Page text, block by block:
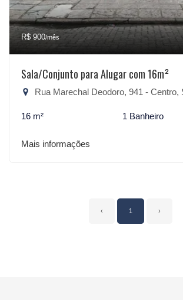
R$ 900/mês
Sala/Conjunto para Alugar com 16m²
Rua Marechal Deodoro, 941 - Centro, São
16 m² 1 Banheiro
Mais informações
‹ 1 ›